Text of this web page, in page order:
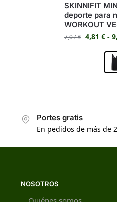
SKINNIFIT
deporte para
WORKOUT
7,07€ 4,81 € -
Portes gratis
En pedidos de más de
NOSOTROS